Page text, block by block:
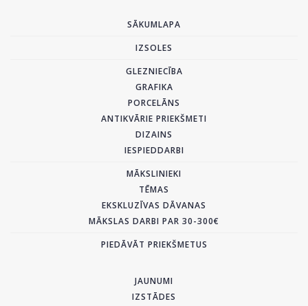
SĀKUMLAPA
IZSOLES
GLEZNIECĪBA
GRAFIKA
PORCELĀNS
ANTIKVĀRIE PRIEKŠMETI
DIZAINS
IESPIEDDARBI
MĀKSLINIEKI
TĒMAS
EKSKLUZĪVAS DĀVANAS
MĀKSLAS DARBI PAR 30-300€
PIEDĀVĀT PRIEKŠMETUS
JAUNUMI
IZSTĀDES